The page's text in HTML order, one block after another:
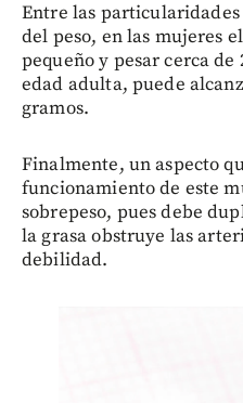
Entre las particularidades
del peso, en las mujeres
pequeño y pesar cerca
edad adulta, puede
gramos.
Finalmente, un aspecto
funcionamiento de este
sobrepeso, pues debe
la grasa obstruye las
debilidad.